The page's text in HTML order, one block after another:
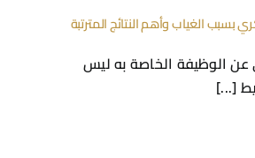
الغياب وأهم النتائج المترتبة
الوظيفة الخاصة به ليس
[...]